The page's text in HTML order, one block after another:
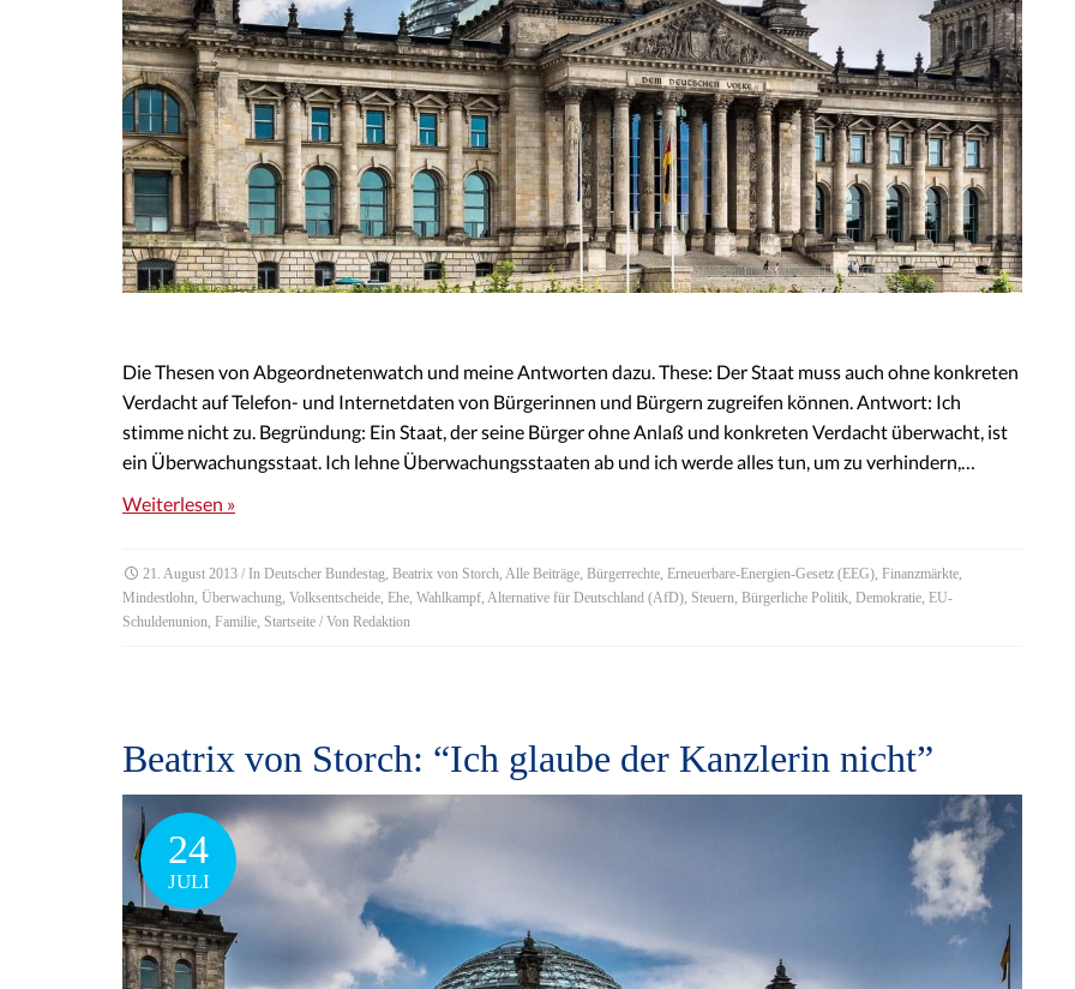
Die Thesen von Abgeordnetenwatch und meine Antworten dazu. These: Der Staat muss auch ohne konkreten
Verdacht auf Telefon- und Internetdaten von Bürgerinnen und Bürgern zugreifen können. Antwort: Ich
stimme nicht zu. Begründung: Ein Staat, der seine Bürger ohne Anlaß und konkreten Verdacht überwacht, ist
ein Überwachungsstaat. Ich lehne Überwachungsstaaten ab und ich werde alles tun, um zu verhindern,…
Weiterlesen »
21. August 2013 / In Deutscher Bundestag, Beatrix von Storch, Alle Beiträge, Bürgerrechte, Erneuerbare-Energien-Gesetz (EEG), Finanzmärkte,
Mindestlohn, Überwachung, Volksentscheide, Ehe, Wahlkampf, Alternative für Deutschland (AfD), Steuern, Bürgerliche Politik, Demokratie, EU-
Schuldenunion, Familie, Startseite / Von Redaktion
Beatrix von Storch: “Ich glaube der Kanzlerin nicht”
24
JULI